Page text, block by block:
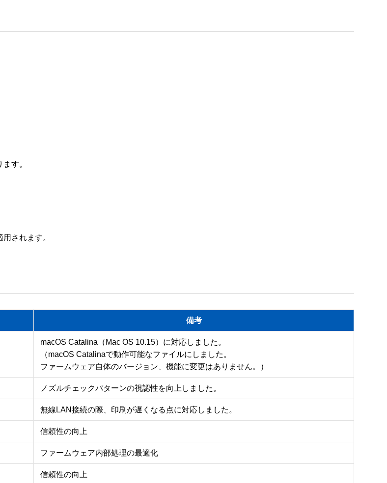
す。
備考
macOS Catalina（Mac OS 10.15）に対応しました。
（macOS Catalinaで動作可能なファイルにしました。
ファームウェア自体のバージョン、機能に変更はありません。）
ノズルチェックパターンの視認性を向上しました。
無線LAN接続の際、印刷が遅くなる点に対応しました。
信頼性の向上
ファームウェア内部処理の最適化